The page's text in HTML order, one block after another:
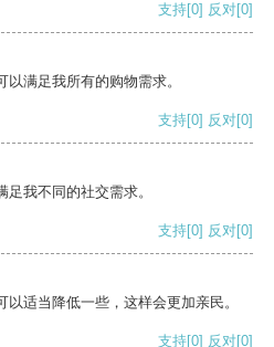
支持[0] 反对[0]
满足我所有的购物需求。
支持[0] 反对[0]
我不同的社交需求。
支持[0] 反对[0]
适当降低一些，这样会更加亲民。
支持[0] 反对[0]